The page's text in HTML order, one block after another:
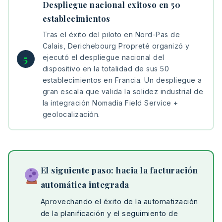
Despliegue nacional exitoso en 50
establecimientos
Tras el éxito del piloto en Nord-Pas de
Calais, Derichebourg Propreté organizó y
ejecutó el despliegue nacional del
dispositivo en la totalidad de sus 50
establecimientos en Francia. Un despliegue a
gran escala que valida la solidez industrial de
la integración Nomadia Field Service +
geolocalización.
El siguiente paso: hacia la facturación
automática integrada
Aprovechando el éxito de la automatización
de la planificación y el seguimiento de